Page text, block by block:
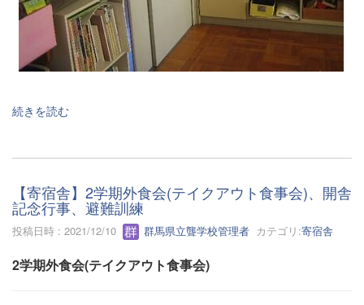
続きを読む
【寄宿舎】2学期外食会(テイクアウト食事会)、開舎
記念行事、避難訓練
投稿日時 : 2021/12/10 群馬県立聾学校管理者 カテゴリ:寄宿舎
2学期外食会(テイクアウト食事会)